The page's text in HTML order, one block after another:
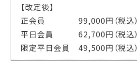
【改定後】
正会員 99,000円（税込）
平日会員 62,700円（税込）
限定平日会員 49,500円（税込）